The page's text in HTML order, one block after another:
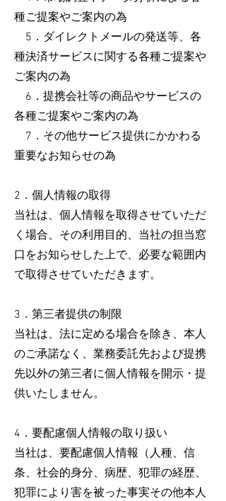
種ご提案やご案内の為
5．ダイレクトメールの発送等、各
種決済サービスに関する各種ご提案や
ご案内の為
6．提携会社等の商品やサービスの
各種ご提案やご案内の為
7．その他サービス提供にかかわる
重要なお知らせの為
2．個人情報の取得
当社は、個人情報を取得させていただ
く場合、その利用目的、当社の担当窓
口をお知らせした上で、必要な範囲内
で取得させていただきます。
3．第三者提供の制限
当社は、法に定める場合を除き、本人
のご承諾なく、業務委託先および提携
先以外の第三者に個人情報を開示・提
供いたしません。
4．要配慮個人情報の取り扱い
当社は、要配慮個人情報（人種、信
条、社会的身分、病歴、犯罪の経歴、
犯罪により害を被った事実その他本人